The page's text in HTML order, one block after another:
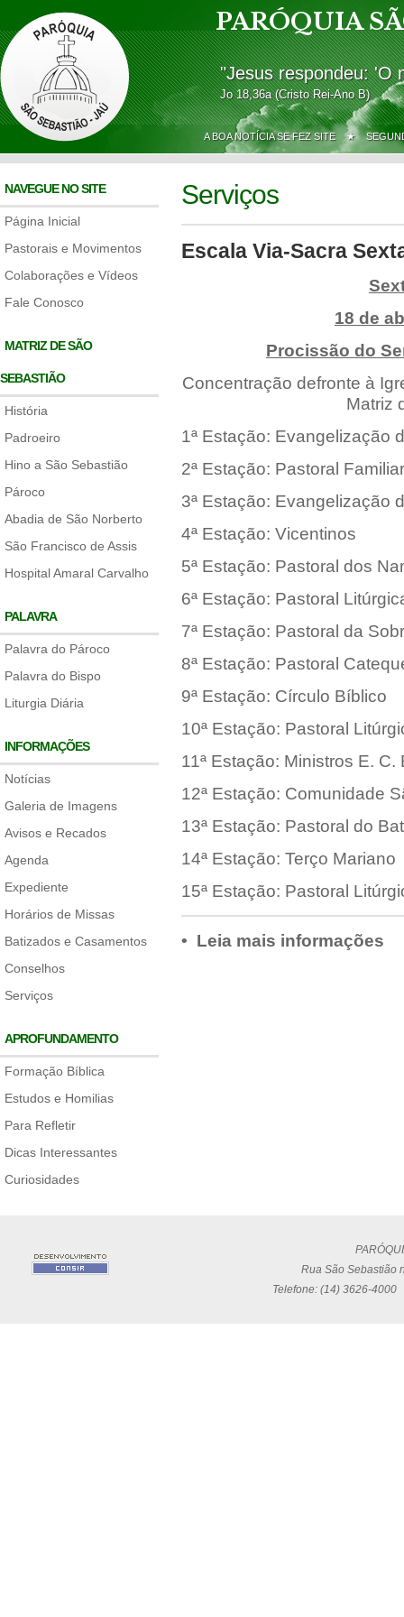
PARÓQUIA
"Jesus respondeu: 'O
Jo 18,36a (Cristo Rei-Ano B)
A BOA NOTÍCIA SE FEZ SITE ★
NAVEGUE NO SITE
Página Inicial
Pastorais e Movimentos
Colaborações e Vídeos
Fale Conosco
MATRIZ DE SÃO
SEBASTIÃO
História
Padroeiro
Hino a São Sebastião
Pároco
Abadia de São Norberto
São Francisco de Assis
Hospital Amaral Carvalho
PALAVRA
Palavra do Pároco
Palavra do Bispo
Liturgia Diária
INFORMAÇÕES
Notícias
Galeria de Imagens
Avisos e Recados
Agenda
Expediente
Horários de Missas
Batizados e Casamentos
Conselhos
Serviços
APROFUNDAMENTO
Formação Bíblica
Estudos e Homilias
Para Refletir
Dicas Interessantes
Curiosidades
Serviços
Escala Via-Sacra
18 de
Procissão do
Concentração defronte à
Matriz
1ª Estação: Evangelização
2ª Estação: Pastoral Familiar
3ª Estação: Evangelização
4ª Estação: Vicentinos
5ª Estação: Pastoral dos
6ª Estação: Pastoral
7ª Estação: Pastoral da
8ª Estação: Pastoral
9ª Estação: Círculo Bíblico
10ª Estação: Pastoral
11ª Estação: Ministros E. C.
12ª Estação: Comunidade
13ª Estação: Pastoral do
14ª Estação: Terço Mariano
15ª Estação: Pastoral
• Leia mais informações
Rua São Sebastião
Telefone: (14) 3626-